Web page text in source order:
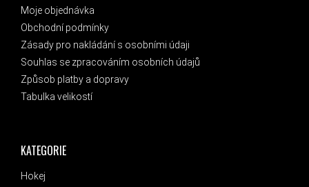
KATEGORIE
Hokej
Moje objednávka
Obchodní podmínky
Zásady pro nakládání s osobními údaji
Souhlas se zpracováním osobních údajů
Způsob platby a dopravy
Tabulka velikostí